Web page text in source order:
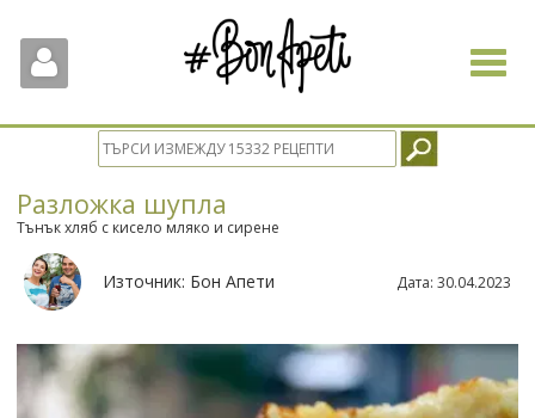
Toggle
Разложка шупла
Тънък хляб с кисело мляко и сирене
Източник: Бон Апети Дата: 30.04.2023